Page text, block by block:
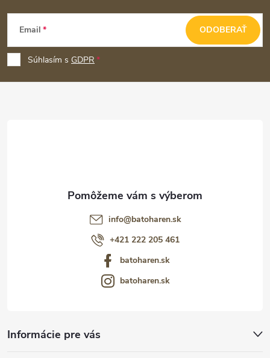
Z
p
ä
Email
Súhlasím s GDPR
ODOBERAŤ
Informácie pre vás
info@batoharen.sk
+421 222 205 461
batoharen.sk
batoharen.sk